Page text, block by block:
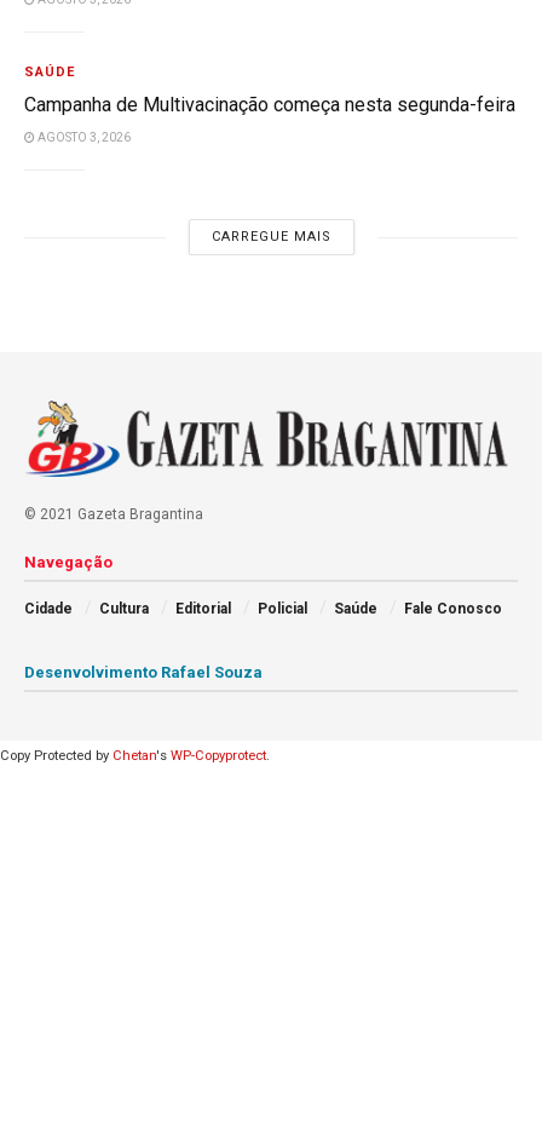
SAÚDE
Campanha de Multivacinação começa nesta segunda-feira
AGOSTO 3, 2026
CARREGUE MAIS
© 2021 Gazeta Bragantina
Navegação
Cidade Cultura Editorial Policial Saúde Fale Conosco
Desenvolvimento Rafael Souza
Copy Protected by Chetan's WP-Copyprotect.